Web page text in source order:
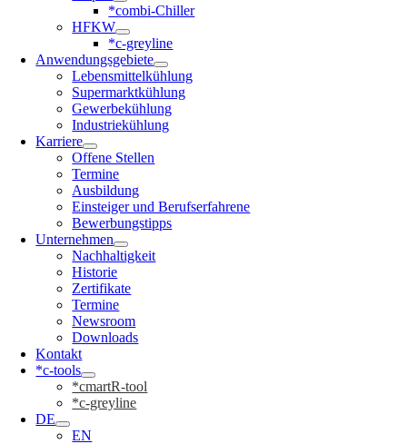
*combi-Chiller
HFKW
*c-greyline
Anwendungsgebiete
Lebensmittelkühlung
Supermarktkühlung
Gewerbekühlung
Industriekühlung
Karriere
Offene Stellen
Termine
Ausbildung
Einsteiger und Berufserfahrene
Bewerbungstipps
Unternehmen
Nachhaltigkeit
Historie
Zertifikate
Termine
Newsroom
Downloads
Kontakt
*c-tools
*cmartR-tool
*c-greyline
DE
EN